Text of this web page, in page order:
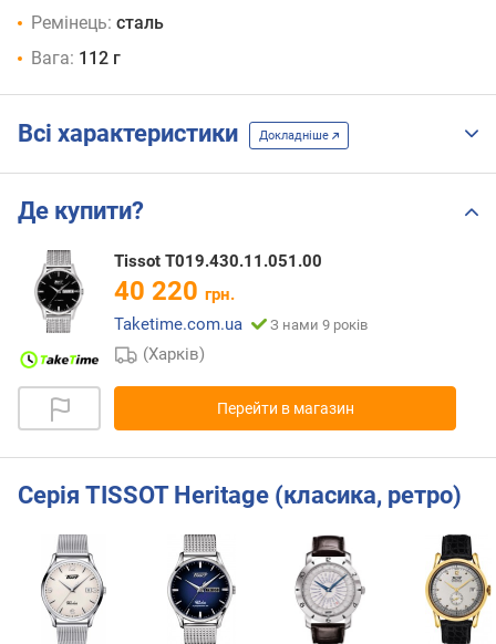
Ремінець: сталь
Вага: 112 г
Всі характеристики Докладніше
Де купити?
Tissot T019.430.11.051.00
40 220 грн.
Taketime.com.ua
З нами 9 років
(Харків)
Перейти в магазин
Серія TISSOT Heritage (класика, ретро)